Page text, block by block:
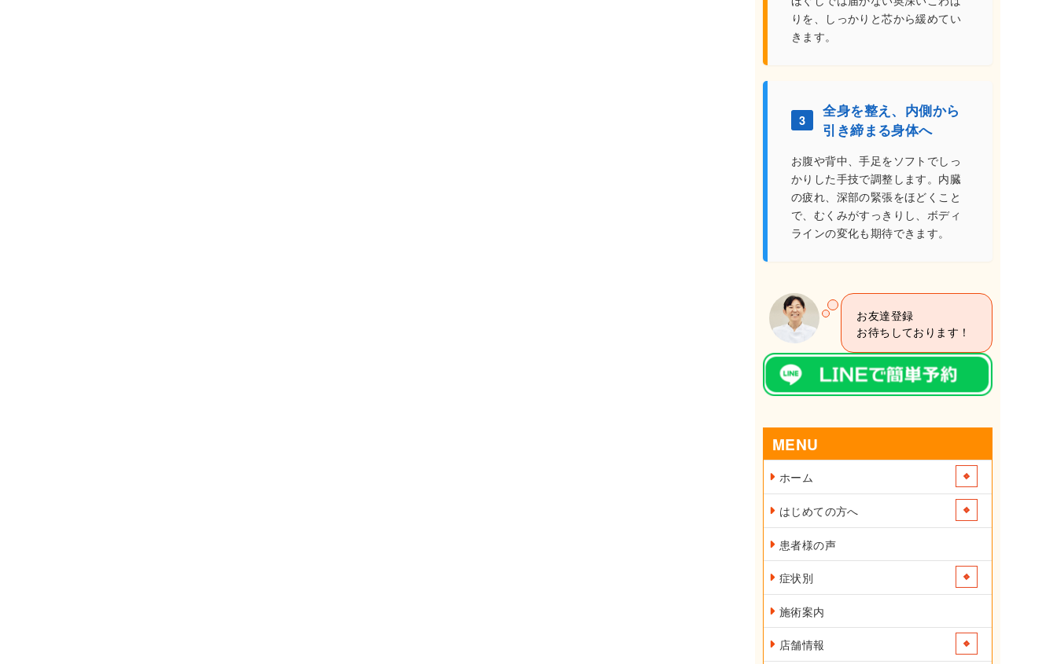
りを、しっかりと芯から緩めてい
きます。
3
全身を整え、内側から
引き締まる身体へ
お腹や背中、手足をソフトでしっ
かりした手技で調整します。内臓
の疲れ、深部の緊張をほどくこと
で、むくみがすっきりし、ボディ
ラインの変化も期待できます。
お友達登録
お待ちしております！
MENU
ホーム
はじめての方へ
患者様の声
症状別
施術案内
店舗情報